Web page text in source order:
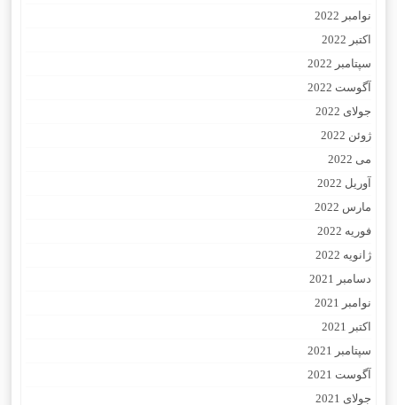
نوامبر 2022
اکتبر 2022
سپتامبر 2022
آگوست 2022
جولای 2022
ژوئن 2022
می 2022
آوریل 2022
مارس 2022
فوریه 2022
ژانویه 2022
دسامبر 2021
نوامبر 2021
اکتبر 2021
سپتامبر 2021
آگوست 2021
جولای 2021